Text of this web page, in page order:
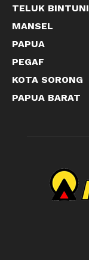
TELUK BINTUNI
MANSEL
PAPUA
PEGAF
KOTA SORONG
PAPUA BARAT